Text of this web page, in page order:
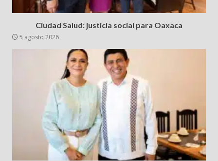
Ciudad Salud: justicia social para Oaxaca
5 agosto 2026